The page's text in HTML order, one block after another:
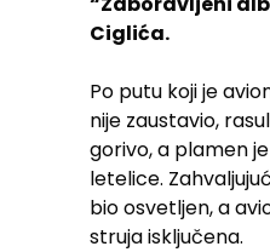
Ciglića.
Po putu koji je
nije zaustavio,
gorivo, a plamen
letelice.
bio osvetljen, a
struja isključena.